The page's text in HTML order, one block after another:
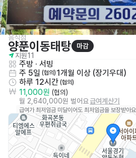
음식점
양푼이동태탕
마감
지원11
주방 · 서빙
주 5일 (협의) 1개월 이상 (장기우대)
하루 12시간 (협의)
11,000원 (협의)
월 2,640,000원 벌어요급여계산기
급여가 최저임금 미달이어도 최저임금을 보장받아요